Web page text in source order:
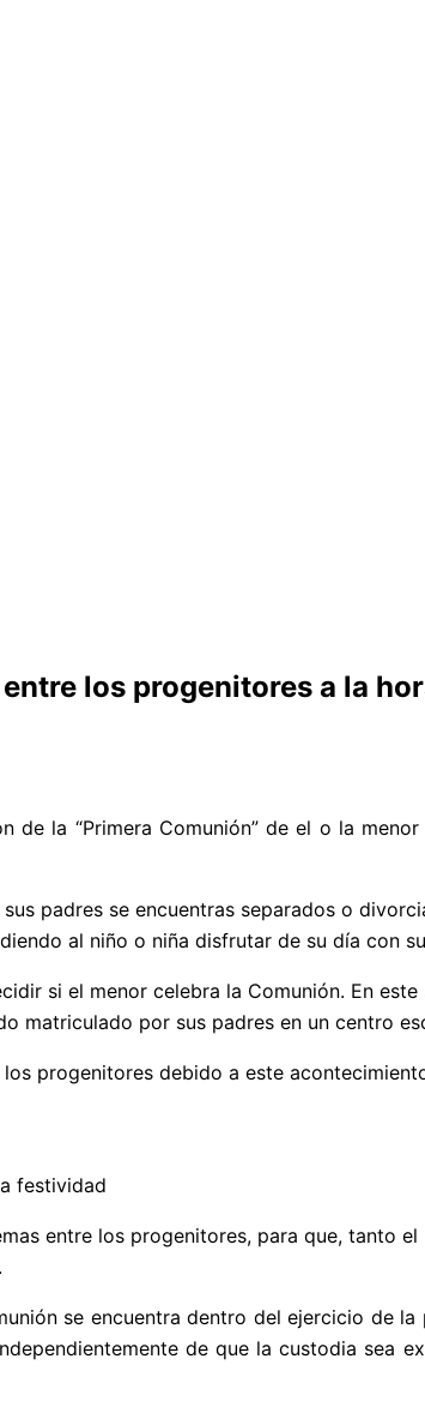
los progenitores a la
de la “Primera Comunión” de el o la
padres se encuentras separados o
al niño o niña disfrutar de su día con
si el menor celebra la Comunión. En
matriculado por sus padres en un centro
progenitores debido a este
festividad
entre los progenitores, para que, tanto
se encuentra dentro del ejercicio de
de que la custodia